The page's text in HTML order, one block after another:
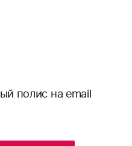
полис на email